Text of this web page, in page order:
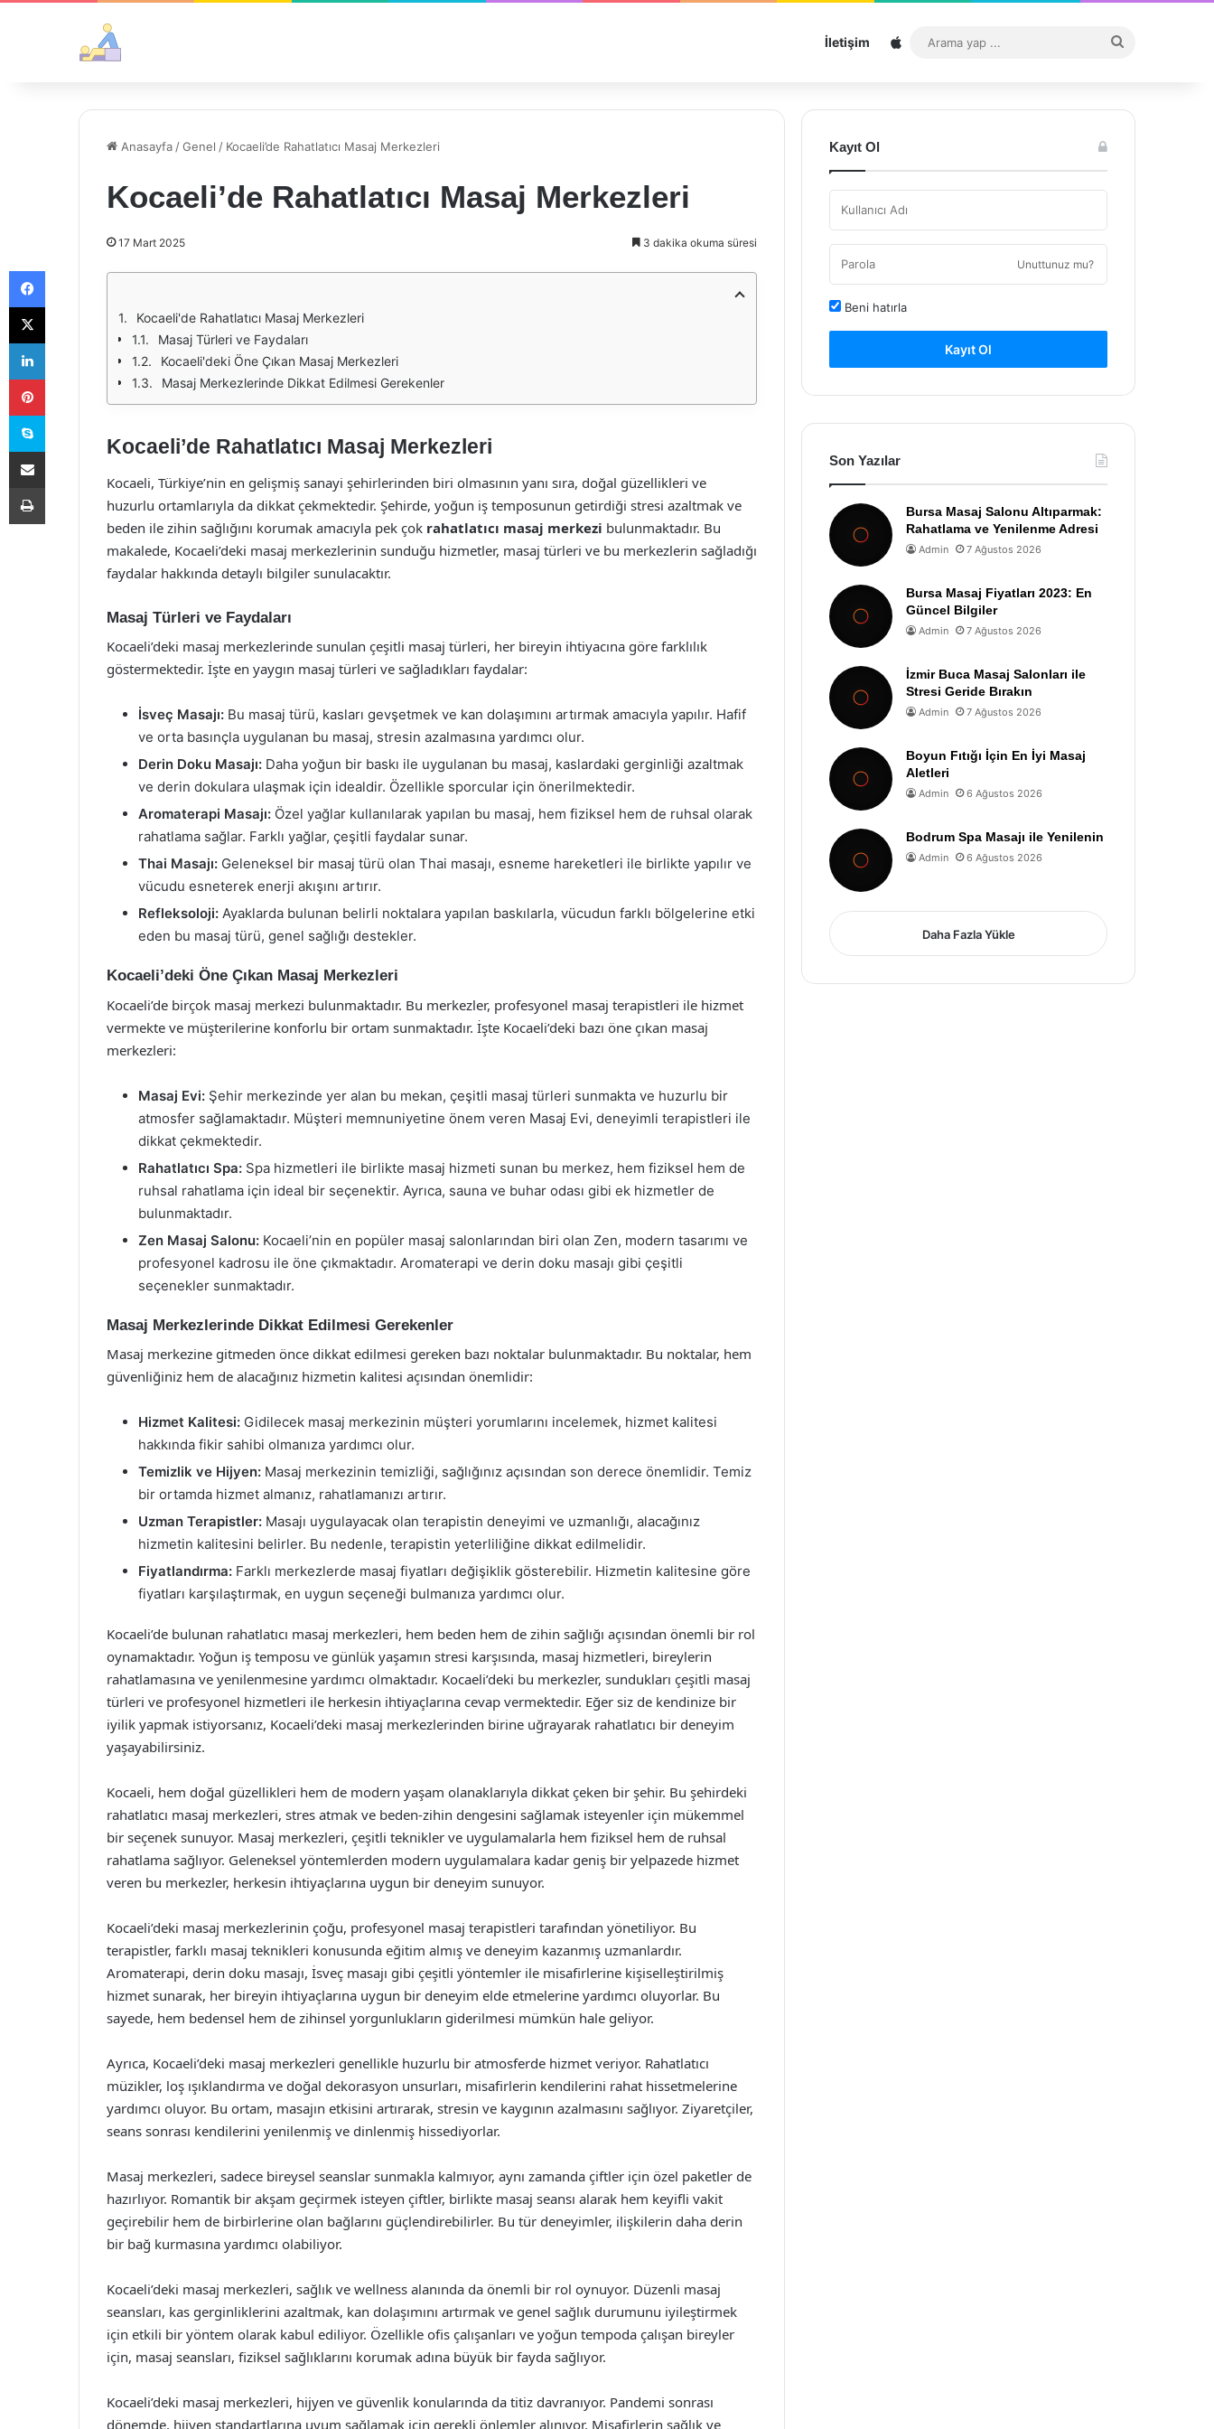
İletişim Sitemap
...
Anasayfa /Genel / Kocaeli’de Rahatlatıcı Masaj Merkezleri
Kocaeli’de Rahatlatıcı Masaj Merkezleri
17 Mart 2025 3 dakika okuma süresi
Kocaeli'de Rahatlatıcı Masaj Merkezleri
Masaj Türleri ve Faydaları
Kocaeli'deki Öne Çıkan Masaj Merkezleri
Masaj Merkezlerinde Dikkat Edilmesi Gerekenler
Kocaeli’de Rahatlatıcı Masaj Merkezleri
Kocaeli, Türkiye’nin en gelişmiş sanayi şehirlerinden biri olmasının yanı sıra, doğal güzellikleri ve
huzurlu ortamlarıyla da dikkat çekmektedir. Şehirde, yoğun iş temposunun getirdiği stresi azaltmak ve
beden ile zihin sağlığını korumak amacıyla pek çok rahatlatıcı masaj merkezi bulunmaktadır. Bu
makalede, Kocaeli’deki masaj merkezlerinin sunduğu hizmetler, masaj türleri ve bu merkezlerin sağladığı
faydalar hakkında detaylı bilgiler sunulacaktır.
Masaj Türleri ve Faydaları
Kocaeli’deki masaj merkezlerinde sunulan çeşitli masaj türleri, her bireyin ihtiyacına göre farklılık
göstermektedir. İşte en yaygın masaj türleri ve sağladıkları faydalar:
İsveç Masajı: Bu masaj türü, kasları gevşetmek ve kan dolaşımını artırmak amacıyla yapılır. Hafif
ve orta basınçla uygulanan bu masaj, stresin azalmasına yardımcı olur.
Derin Doku Masajı: Daha yoğun bir baskı ile uygulanan bu masaj, kaslardaki gerginliği azaltmak
ve derin dokulara ulaşmak için idealdir. Özellikle sporcular için önerilmektedir.
Aromaterapi Masajı: Özel yağlar kullanılarak yapılan bu masaj, hem fiziksel hem de ruhsal olarak
rahatlama sağlar. Farklı yağlar, çeşitli faydalar sunar.
Thai Masajı: Geleneksel bir masaj türü olan Thai masajı, esneme hareketleri ile birlikte yapılır ve
vücudu esneterek enerji akışını artırır.
Refleksoloji: Ayaklarda bulunan belirli noktalara yapılan baskılarla, vücudun farklı bölgelerine etki
eden bu masaj türü, genel sağlığı destekler.
Kocaeli’deki Öne Çıkan Masaj Merkezleri
Kocaeli’de birçok masaj merkezi bulunmaktadır. Bu merkezler, profesyonel masaj terapistleri ile hizmet
vermekte ve müşterilerine konforlu bir ortam sunmaktadır. İşte Kocaeli’deki bazı öne çıkan masaj
merkezleri:
Masaj Evi: Şehir merkezinde yer alan bu mekan, çeşitli masaj türleri sunmakta ve huzurlu bir
atmosfer sağlamaktadır. Müşteri memnuniyetine önem veren Masaj Evi, deneyimli terapistleri ile
dikkat çekmektedir.
Rahatlatıcı Spa: Spa hizmetleri ile birlikte masaj hizmeti sunan bu merkez, hem fiziksel hem de
ruhsal rahatlama için ideal bir seçenektir. Ayrıca, sauna ve buhar odası gibi ek hizmetler de
bulunmaktadır.
Zen Masaj Salonu: Kocaeli’nin en popüler masaj salonlarından biri olan Zen, modern tasarımı ve
profesyonel kadrosu ile öne çıkmaktadır. Aromaterapi ve derin doku masajı gibi çeşitli
seçenekler sunmaktadır.
Masaj Merkezlerinde Dikkat Edilmesi Gerekenler
Masaj merkezine gitmeden önce dikkat edilmesi gereken bazı noktalar bulunmaktadır. Bu noktalar, hem
güvenliğiniz hem de alacağınız hizmetin kalitesi açısından önemlidir:
Hizmet Kalitesi: Gidilecek masaj merkezinin müşteri yorumlarını incelemek, hizmet kalitesi
hakkında fikir sahibi olmanıza yardımcı olur.
Temizlik ve Hijyen: Masaj merkezinin temizliği, sağlığınız açısından son derece önemlidir. Temiz
bir ortamda hizmet almanız, rahatlamanızı artırır.
Uzman Terapistler: Masajı uygulayacak olan terapistin deneyimi ve uzmanlığı, alacağınız
hizmetin kalitesini belirler. Bu nedenle, terapistin yeterliliğine dikkat edilmelidir.
Fiyatlandırma: Farklı merkezlerde masaj fiyatları değişiklik gösterebilir. Hizmetin kalitesine göre
fiyatları karşılaştırmak, en uygun seçeneği bulmanıza yardımcı olur.
Kocaeli’de bulunan rahatlatıcı masaj merkezleri, hem beden hem de zihin sağlığı açısından önemli bir rol
oynamaktadır. Yoğun iş temposu ve günlük yaşamın stresi karşısında, masaj hizmetleri, bireylerin
rahatlamasına ve yenilenmesine yardımcı olmaktadır. Kocaeli’deki bu merkezler, sundukları çeşitli masaj
türleri ve profesyonel hizmetleri ile herkesin ihtiyaçlarına cevap vermektedir. Eğer siz de kendinize bir
iyilik yapmak istiyorsanız, Kocaeli’deki masaj merkezlerinden birine uğrayarak rahatlatıcı bir deneyim
yaşayabilirsiniz.
Kocaeli, hem doğal güzellikleri hem de modern yaşam olanaklarıyla dikkat çeken bir şehir. Bu şehirdeki
rahatlatıcı masaj merkezleri, stres atmak ve beden-zihin dengesini sağlamak isteyenler için mükemmel
bir seçenek sunuyor. Masaj merkezleri, çeşitli teknikler ve uygulamalarla hem fiziksel hem de ruhsal
rahatlama sağlıyor. Geleneksel yöntemlerden modern uygulamalara kadar geniş bir yelpazede hizmet
veren bu merkezler, herkesin ihtiyaçlarına uygun bir deneyim sunuyor.
Kocaeli’deki masaj merkezlerinin çoğu, profesyonel masaj terapistleri tarafından yönetiliyor. Bu
terapistler, farklı masaj teknikleri konusunda eğitim almış ve deneyim kazanmış uzmanlardır.
Aromaterapi, derin doku masajı, İsveç masajı gibi çeşitli yöntemler ile misafirlerine kişiselleştirilmiş
hizmet sunarak, her bireyin ihtiyaçlarına uygun bir deneyim elde etmelerine yardımcı oluyorlar. Bu
sayede, hem bedensel hem de zihinsel yorgunlukların giderilmesi mümkün hale geliyor.
Ayrıca, Kocaeli’deki masaj merkezleri genellikle huzurlu bir atmosferde hizmet veriyor. Rahatlatıcı
müzikler, loş ışıklandırma ve doğal dekorasyon unsurları, misafirlerin kendilerini rahat hissetmelerine
yardımcı oluyor. Bu ortam, masajın etkisini artırarak, stresin ve kaygının azalmasını sağlıyor. Ziyaretçiler,
seans sonrası kendilerini yenilenmiş ve dinlenmiş hissediyorlar.
Masaj merkezleri, sadece bireysel seanslar sunmakla kalmıyor, aynı zamanda çiftler için özel paketler de
hazırlıyor. Romantik bir akşam geçirmek isteyen çiftler, birlikte masaj seansı alarak hem keyifli vakit
geçirebilir hem de birbirlerine olan bağlarını güçlendirebilirler. Bu tür deneyimler, ilişkilerin daha derin
bir bağ kurmasına yardımcı olabiliyor.
Kocaeli’deki masaj merkezleri, sağlık ve wellness alanında da önemli bir rol oynuyor. Düzenli masaj
seansları, kas gerginliklerini azaltmak, kan dolaşımını artırmak ve genel sağlık durumunu iyileştirmek
için etkili bir yöntem olarak kabul ediliyor. Özellikle ofis çalışanları ve yoğun tempoda çalışan bireyler
için, masaj seansları, fiziksel sağlıklarını korumak adına büyük bir fayda sağlıyor.
Kocaeli’deki masaj merkezleri, hijyen ve güvenlik konularında da titiz davranıyor. Pandemi sonrası
dönemde, hijyen standartlarına uyum sağlamak için gerekli önlemler alınıyor. Misafirlerin sağlık ve
Kayıt Ol
Unuttunuz mu?
Beni hatırla
Kayıt Ol
Son Yazılar
Bursa Masaj Salonu Altıparmak:
Rahatlama ve Yenilenme Adresi
Admin 7 Ağustos 2026
Bursa Masaj Fiyatları 2023: En
Güncel Bilgiler
Admin 7 Ağustos 2026
İzmir Buca Masaj Salonları ile
Stresi Geride Bırakın
Admin 7 Ağustos 2026
Boyun Fıtığı İçin En İyi Masaj
Aletleri
Admin 6 Ağustos 2026
Bodrum Spa Masajı ile Yenilenin
Admin 6 Ağustos 2026
Daha Fazla Yükle
Facebook
X
LinkedIn
Pinterest
Skype
E-Posta ile paylaş